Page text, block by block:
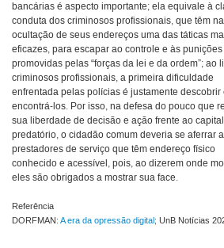
bancárias é aspecto importante; ela equivale à
conduta dos criminosos profissionais, que têm na
ocultação de seus endereços uma das táticas
eficazes, para escapar ao controle e às punições
promovidas pelas “forças da lei e da ordem”; ao
criminosos profissionais, a primeira dificuldade
enfrentada pelas polícias é justamente descobrir
encontrá-los. Por isso, na defesa do pouco que
sua liberdade de decisão e ação frente ao capital
predatório, o cidadão comum deveria se aferrar
prestadores de serviço que têm endereço físico
conhecido e acessível, pois, ao dizerem onde
eles são obrigados a mostrar sua face.
Referência
DORFMAN: A era da opressão digital ; UnB Notícias